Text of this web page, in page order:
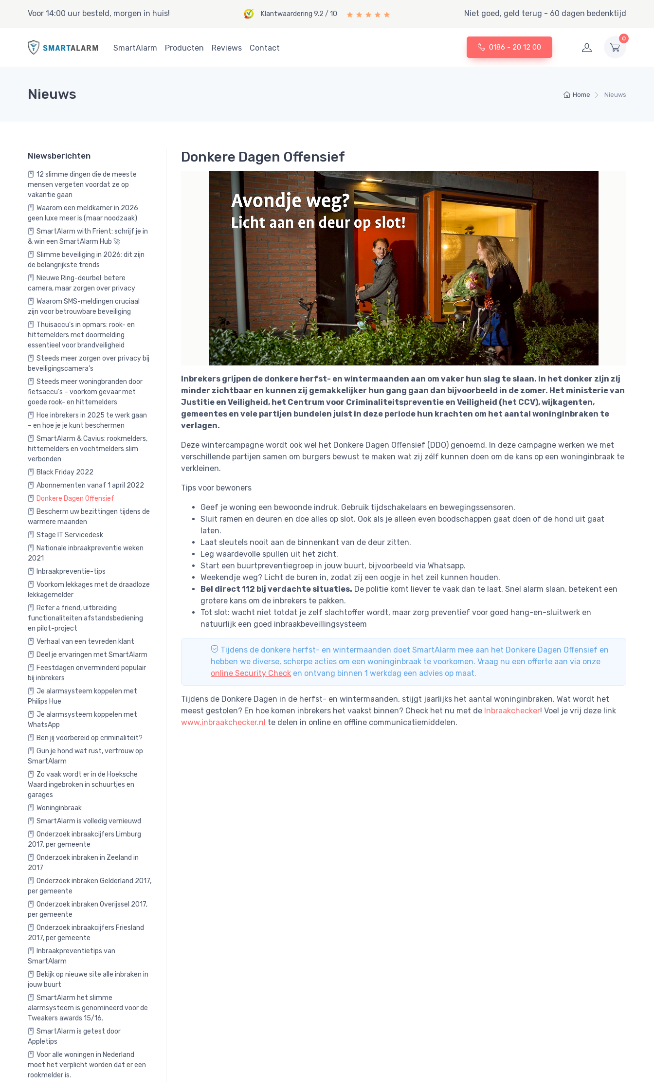
Voor 14:00 uur besteld, morgen in huis! Klantwaardering 9.2 / 10 Niet goed, geld terug - 60 dagen bedenktijd
0
SmartAlarm Producten Reviews Contact 0186 - 20 12 00
Home Nieuws
Nieuws
Niewsberichten
12 slimme dingen die de meeste
mensen vergeten voordat ze op
vakantie gaan
Waarom een meldkamer in 2026
geen luxe meer is (maar noodzaak)
SmartAlarm with Frient: schrijf je in
& win een SmartAlarm Hub 🚀
Slimme beveiliging in 2026: dit zijn
de belangrijkste trends
Nieuwe Ring-deurbel: betere
camera, maar zorgen over privacy
Waarom SMS-meldingen cruciaal
zijn voor betrouwbare beveiliging
Thuisaccu’s in opmars: rook- en
hittemelders met doormelding
essentieel voor brandveiligheid
Steeds meer zorgen over privacy bij
beveiligingscamera’s
Steeds meer woningbranden door
fietsaccu’s – voorkom gevaar met
goede rook- en hittemelders
Hoe inbrekers in 2025 te werk gaan
– en hoe je je kunt beschermen
SmartAlarm & Cavius: rookmelders,
hittemelders en vochtmelders slim
verbonden
Black Friday 2022
Abonnementen vanaf 1 april 2022
Donkere Dagen Offensief
Bescherm uw bezittingen tijdens de
warmere maanden
Stage IT Servicedesk
Nationale inbraakpreventie weken
2021
Inbraakpreventie-tips
Voorkom lekkages met de draadloze
lekkagemelder
Refer a friend, uitbreiding
functionaliteiten afstandsbediening
en pilot-project
Verhaal van een tevreden klant
Deel je ervaringen met SmartAlarm
Feestdagen onverminderd populair
bij inbrekers
Je alarmsysteem koppelen met
Philips Hue
Je alarmsysteem koppelen met
WhatsApp
Ben jij voorbereid op criminaliteit?
Gun je hond wat rust, vertrouw op
SmartAlarm
Zo vaak wordt er in de Hoeksche
Waard ingebroken in schuurtjes en
garages
Woninginbraak
SmartAlarm is volledig vernieuwd
Onderzoek inbraakcijfers Limburg
2017, per gemeente
Onderzoek inbraken in Zeeland in
2017
Onderzoek inbraken Gelderland 2017,
per gemeente
Onderzoek inbraken Overijssel 2017,
per gemeente
Onderzoek inbraakcijfers Friesland
2017, per gemeente
Inbraakpreventietips van
SmartAlarm
Bekijk op nieuwe site alle inbraken in
jouw buurt
SmartAlarm het slimme
alarmsysteem is genomineerd voor de
Tweakers awards 15/16.
SmartAlarm is getest door
Appletips
Voor alle woningen in Nederland
moet het verplicht worden dat er een
rookmelder is.
Donkere Dagen Offensief
Inbrekers grijpen de donkere herfst- en wintermaanden aan om vaker hun slag te slaan. In het donker zijn zij
minder zichtbaar en kunnen zij gemakkelijker hun gang gaan dan bijvoorbeeld in de zomer. Het ministerie van
Justitie en Veiligheid, het Centrum voor Criminaliteitspreventie en Veiligheid (het CCV), wijkagenten,
gemeentes en vele partijen bundelen juist in deze periode hun krachten om het aantal woninginbraken te
verlagen.
Deze wintercampagne wordt ook wel het Donkere Dagen Offensief (DDO) genoemd. In deze campagne werken we met
verschillende partijen samen om burgers bewust te maken wat zij zélf kunnen doen om de kans op een woninginbraak te
verkleinen.
Tips voor bewoners
Geef je woning een bewoonde indruk. Gebruik tijdschakelaars en bewegingssensoren.
Sluit ramen en deuren en doe alles op slot. Ook als je alleen even boodschappen gaat doen of de hond uit gaat
laten.
Laat sleutels nooit aan de binnenkant van de deur zitten.
Leg waardevolle spullen uit het zicht.
Start een buurtpreventiegroep in jouw buurt, bijvoorbeeld via Whatsapp.
Weekendje weg? Licht de buren in, zodat zij een oogje in het zeil kunnen houden.
Bel direct 112 bij verdachte situaties. De politie komt liever te vaak dan te laat. Snel alarm slaan, betekent een
grotere kans om de inbrekers te pakken.
Tot slot: wacht niet totdat je zelf slachtoffer wordt, maar zorg preventief voor goed hang-en-sluitwerk en
natuurlijk een goed inbraakbeveillingsysteem
Tijdens de donkere herfst- en wintermaanden doet SmartAlarm mee aan het Donkere Dagen Offensief en
hebben we diverse, scherpe acties om een woninginbraak te voorkomen. Vraag nu een offerte aan via onze
online Security Check en ontvang binnen 1 werkdag een advies op maat.
Tijdens de Donkere Dagen in de herfst- en wintermaanden, stijgt jaarlijks het aantal woninginbraken. Wat wordt het
meest gestolen? En hoe komen inbrekers het vaakst binnen? Check het nu met de Inbraakchecker! Voel je vrij deze link
www.inbraakchecker.nl te delen in online en offline communicatiemiddelen.